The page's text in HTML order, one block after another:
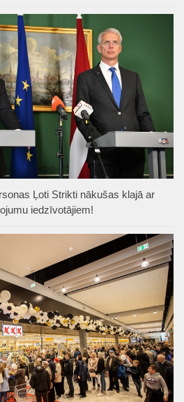
Ļoti Strikti nākušas klajā ar
iedzīvotājiem!